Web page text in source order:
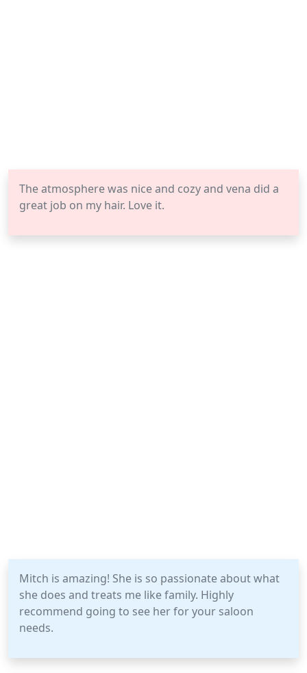
The atmosphere was nice and cozy and vena did a
great job on my hair. Love it.
Mitch is amazing! She is so passionate about what
she does and treats me like family. Highly
recommend going to see her for your saloon
needs.